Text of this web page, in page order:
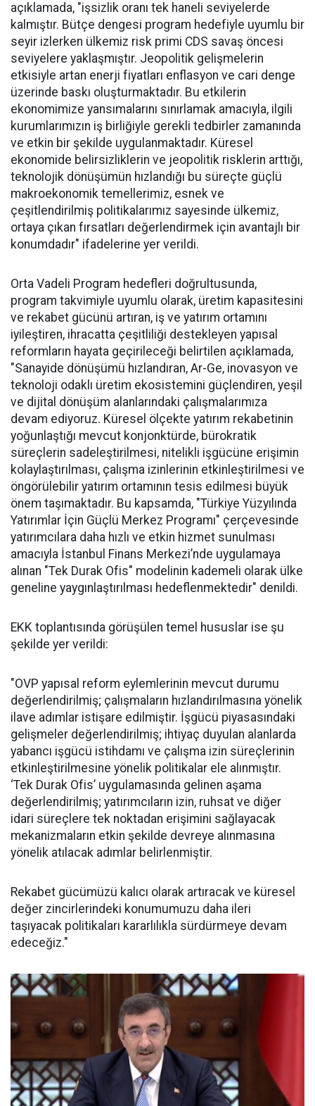
açıklamada, "işsizlik oranı tek haneli seviyelerde
kalmıştır. Bütçe dengesi program hedefiyle uyumlu bir
seyir izlerken ülkemiz risk primi CDS savaş öncesi
seviyelere yaklaşmıştır. Jeopolitik gelişmelerin
etkisiyle artan enerji fiyatları enflasyon ve cari denge
üzerinde baskı oluşturmaktadır. Bu etkilerin
ekonomimize yansımalarını sınırlamak amacıyla, ilgili
kurumlarımızın iş birliğiyle gerekli tedbirler zamanında
ve etkin bir şekilde uygulanmaktadır. Küresel
ekonomide belirsizliklerin ve jeopolitik risklerin arttığı,
teknolojik dönüşümün hızlandığı bu süreçte güçlü
makroekonomik temellerimiz, esnek ve
çeşitlendirilmiş politikalarımız sayesinde ülkemiz,
ortaya çıkan fırsatları değerlendirmek için avantajlı bir
konumdadır" ifadelerine yer verildi.
Orta Vadeli Program hedefleri doğrultusunda,
program takvimiyle uyumlu olarak, üretim kapasitesini
ve rekabet gücünü artıran, iş ve yatırım ortamını
iyileştiren, ihracatta çeşitliliği destekleyen yapısal
reformların hayata geçirileceği belirtilen açıklamada,
"Sanayide dönüşümü hızlandıran, Ar-Ge, inovasyon ve
teknoloji odaklı üretim ekosistemini güçlendiren, yeşil
ve dijital dönüşüm alanlarındaki çalışmalarımıza
devam ediyoruz. Küresel ölçekte yatırım rekabetinin
yoğunlaştığı mevcut konjonktürde, bürokratik
süreçlerin sadeleştirilmesi, nitelikli işgücüne erişimin
kolaylaştırılması, çalışma izinlerinin etkinleştirilmesi ve
öngörülebilir yatırım ortamının tesis edilmesi büyük
önem taşımaktadır. Bu kapsamda, "Türkiye Yüzyılında
Yatırımlar İçin Güçlü Merkez Programı" çerçevesinde
yatırımcılara daha hızlı ve etkin hizmet sunulması
amacıyla İstanbul Finans Merkezi’nde uygulamaya
alınan "Tek Durak Ofis" modelinin kademeli olarak ülke
geneline yaygınlaştırılması hedeflenmektedir" denildi.
EKK toplantısında görüşülen temel hususlar ise şu
şekilde yer verildi:
"OVP yapısal reform eylemlerinin mevcut durumu
değerlendirilmiş; çalışmaların hızlandırılmasına yönelik
ilave adımlar istişare edilmiştir. İşgücü piyasasındaki
gelişmeler değerlendirilmiş; ihtiyaç duyulan alanlarda
yabancı işgücü istihdamı ve çalışma izin süreçlerinin
etkinleştirilmesine yönelik politikalar ele alınmıştır.
‘Tek Durak Ofis’ uygulamasında gelinen aşama
değerlendirilmiş; yatırımcıların izin, ruhsat ve diğer
idari süreçlere tek noktadan erişimini sağlayacak
mekanizmaların etkin şekilde devreye alınmasına
yönelik atılacak adımlar belirlenmiştir.
Rekabet gücümüzü kalıcı olarak artıracak ve küresel
değer zincirlerindeki konumumuzu daha ileri
taşıyacak politikaları kararlılıkla sürdürmeye devam
edeceğiz."